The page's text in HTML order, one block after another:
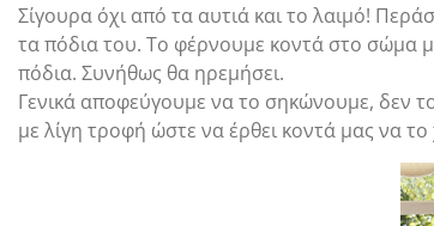
Σίγουρα όχι από τα αυτιά και το λαιμό!
τα πόδια του. Το φέρνουμε κοντά στο σώμα
πόδια. Συνήθως θα ηρεμήσει.
Γενικά αποφεύγουμε να το σηκώνουμε, δεν
με λίγη τροφή ώστε να έρθει κοντά μας να